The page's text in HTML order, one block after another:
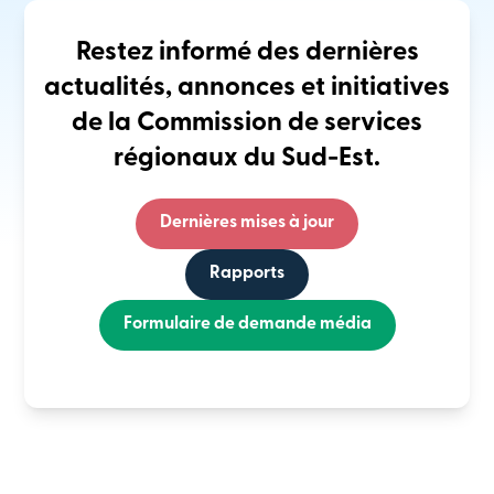
Restez informé des dernières
actualités, annonces et initiatives
de la Commission de services
régionaux du Sud-Est.
Dernières mises à jour
Rapports
Formulaire de demande média